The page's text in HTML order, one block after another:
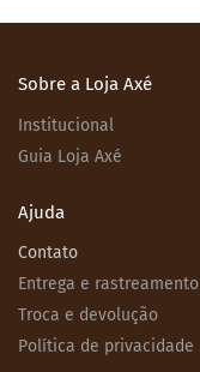
Sobre a Loja Axé
Institucional
Guia Loja Axé
Ajuda
Contato
Entrega e rastreamento
Troca e devolução
Política de privacidade